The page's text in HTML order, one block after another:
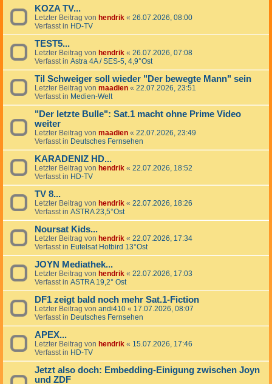
KOZA TV...
Letzter Beitrag von hendrik « 26.07.2026, 08:00
Verfasst in HD-TV
TEST5...
Letzter Beitrag von hendrik « 26.07.2026, 07:08
Verfasst in Astra 4A / SES-5, 4,9°Ost
Til Schweiger soll wieder "Der bewegte Mann" sein
Letzter Beitrag von maadien « 22.07.2026, 23:51
Verfasst in Medien-Welt
"Der letzte Bulle": Sat.1 macht ohne Prime Video
weiter
Letzter Beitrag von maadien « 22.07.2026, 23:49
Verfasst in Deutsches Fernsehen
KARADENIZ HD...
Letzter Beitrag von hendrik « 22.07.2026, 18:52
Verfasst in HD-TV
TV 8...
Letzter Beitrag von hendrik « 22.07.2026, 18:26
Verfasst in ASTRA 23,5°Ost
Noursat Kids...
Letzter Beitrag von hendrik « 22.07.2026, 17:34
Verfasst in Eutelsat Hotbird 13°Ost
JOYN Mediathek...
Letzter Beitrag von hendrik « 22.07.2026, 17:03
Verfasst in ASTRA 19,2° Ost
DF1 zeigt bald noch mehr Sat.1-Fiction
Letzter Beitrag von andi410 « 17.07.2026, 08:07
Verfasst in Deutsches Fernsehen
APEX...
Letzter Beitrag von hendrik « 15.07.2026, 17:46
Verfasst in HD-TV
Jetzt also doch: Embedding-Einigung zwischen Joyn
und ZDF